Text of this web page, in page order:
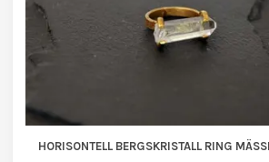
HORISONTELL BERGSKRISTALL RING